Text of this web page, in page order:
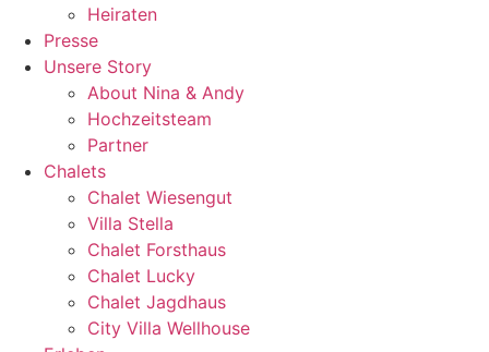
Heiraten
Presse
Unsere Story
About Nina & Andy
Hochzeitsteam
Partner
Chalets
Chalet Wiesengut
Villa Stella
Chalet Forsthaus
Chalet Lucky
Chalet Jagdhaus
City Villa Wellhouse